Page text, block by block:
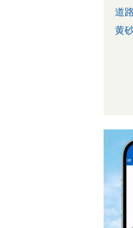
道
黄